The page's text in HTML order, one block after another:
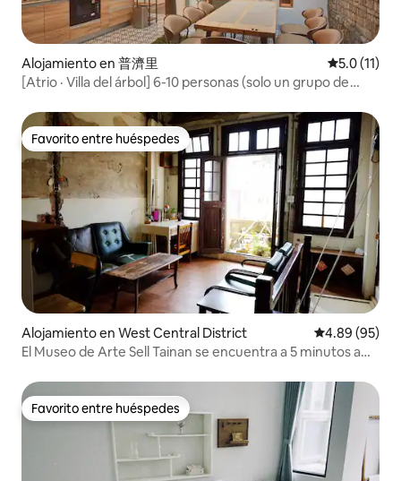
Alojamiento en 普濟里 Calificación
5.0 (11)
[Atrio · Villa del árbol] 6-10 personas (solo un grupo de
Favorito entre huéspedes
Favorito entre huéspedes
Alojamiento en West Central District Calificación
4.89 (95)
El Museo de Arte Sell Tainan se encuentra a 5 minutos a
barroco, de 2 a 4 personas para disfrutar de un espacio
privado.
Favorito entre huéspedes
Favorito entre huéspedes